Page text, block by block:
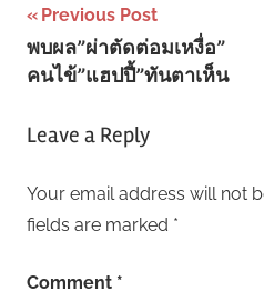
Post
navigation
Previous Post
พบผล”ผ่าตัดต่อมเหงื่อ”
คนไข้”แฮปปี้”ทันตาเห็น
Leave a Reply
Your email address will not
fields are marked *
Comment *